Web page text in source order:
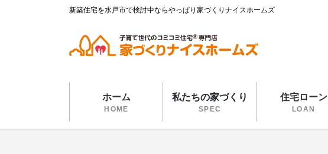
新築住宅を水戸市で検討中ならやっぱり家づくりナイスホームズ
ホーム
HOME
私たちの家づくり
SPEC
住宅ローン
LOAN